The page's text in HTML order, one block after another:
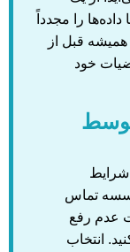
را مجدداً
همیشه قبل از
خود
شرایط
تماس
عدم رفع
انتخاب